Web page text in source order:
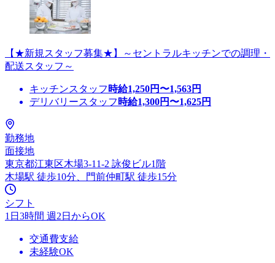
【★新規スタッフ募集★】～セントラルキッチンでの調理・
配送スタッフ～
キッチンスタッフ 時給1,250円〜1,563円
デリバリースタッフ 時給1,300円〜1,625円
勤務地
面接地
東京都江東区木場3-11-2 詠俊ビル1階
木場駅 徒歩10分、門前仲町駅 徒歩15分
シフト
1日3時間 週2日からOK
交通費支給
未経験OK